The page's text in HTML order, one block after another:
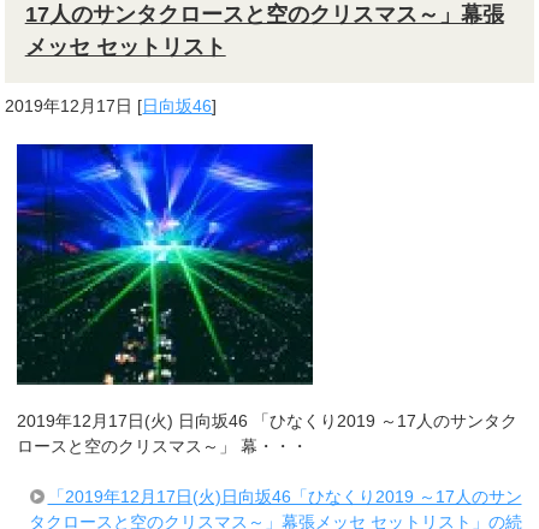
17人のサンタクロースと空のクリスマス～」幕張
メッセ セットリスト
2019年12月17日 [日向坂46]
2019年12月17日(火) 日向坂46 「ひなくり2019 ～17人のサンタク
ロースと空のクリスマス～」 幕・・・
「2019年12月17日(火)日向坂46「ひなくり2019 ～17人のサン
タクロースと空のクリスマス～」幕張メッセ セットリスト」の続